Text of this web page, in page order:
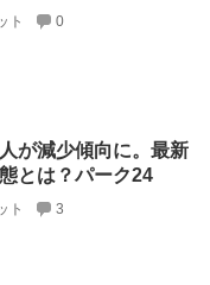
ト 0
が減少傾向に。最新
とは？パーク24
ト 3